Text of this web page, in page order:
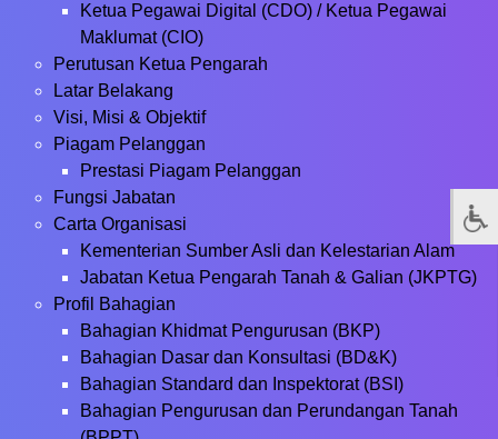
Ketua Pegawai Digital (CDO) / Ketua Pegawai
Maklumat (CIO)
Perutusan Ketua Pengarah
Latar Belakang
Visi, Misi & Objektif
Piagam Pelanggan
Prestasi Piagam Pelanggan
Fungsi Jabatan
Carta Organisasi
Kementerian Sumber Asli dan Kelestarian Alam
Jabatan Ketua Pengarah Tanah & Galian (JKPTG)
Profil Bahagian
Bahagian Khidmat Pengurusan (BKP)
Bahagian Dasar dan Konsultasi (BD&K)
Bahagian Standard dan Inspektorat (BSI)
Bahagian Pengurusan dan Perundangan Tanah